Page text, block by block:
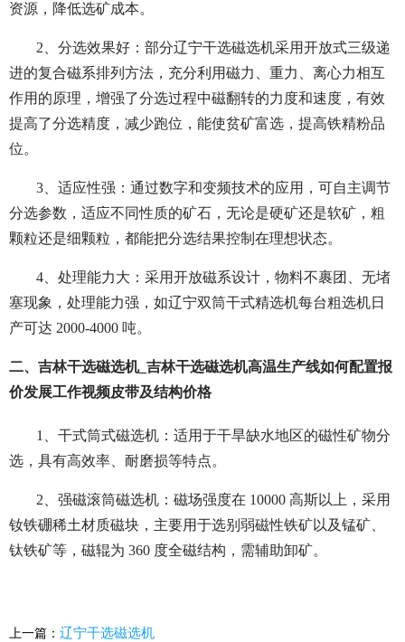
资源，降低选矿成本。
2、分选效果好：部分辽宁干选磁选机采用开放式三级递
进的复合磁系排列方法，充分利用磁力、重力、离心力相互
作用的原理，增强了分选过程中磁翻转的力度和速度，有效
提高了分选精度，减少跑位，能使贫矿富选，提高铁精粉品
位。
3、适应性强：通过数字和变频技术的应用，可自主调节
分选参数，适应不同性质的矿石，无论是硬矿还是软矿，粗
颗粒还是细颗粒，都能把分选结果控制在理想状态。
4、处理能力大：采用开放磁系设计，物料不裹团、无堵
塞现象，处理能力强，如辽宁双筒干式精选机每台粗选机日
产可达 2000-4000 吨。
二、吉林干选磁选机_吉林干选磁选机高温生产线如何配置报
价发展工作视频皮带及结构价格
1、干式筒式磁选机：适用于干旱缺水地区的磁性矿物分
选，具有高效率、耐磨损等特点。
2、强磁滚筒磁选机：磁场强度在 10000 高斯以上，采用
钕铁硼稀土材质磁块，主要用于选别弱磁性铁矿以及锰矿、
钛铁矿等，磁辊为 360 度全磁结构，需辅助卸矿。
上一篇： 辽宁干选磁选机